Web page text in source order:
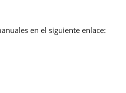
en el siguiente enlace: